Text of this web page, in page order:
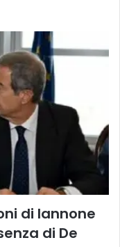
di Iannone
di De